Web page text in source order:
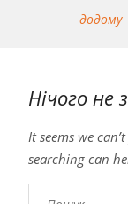
додому
Нічого не
It seems we
searching can